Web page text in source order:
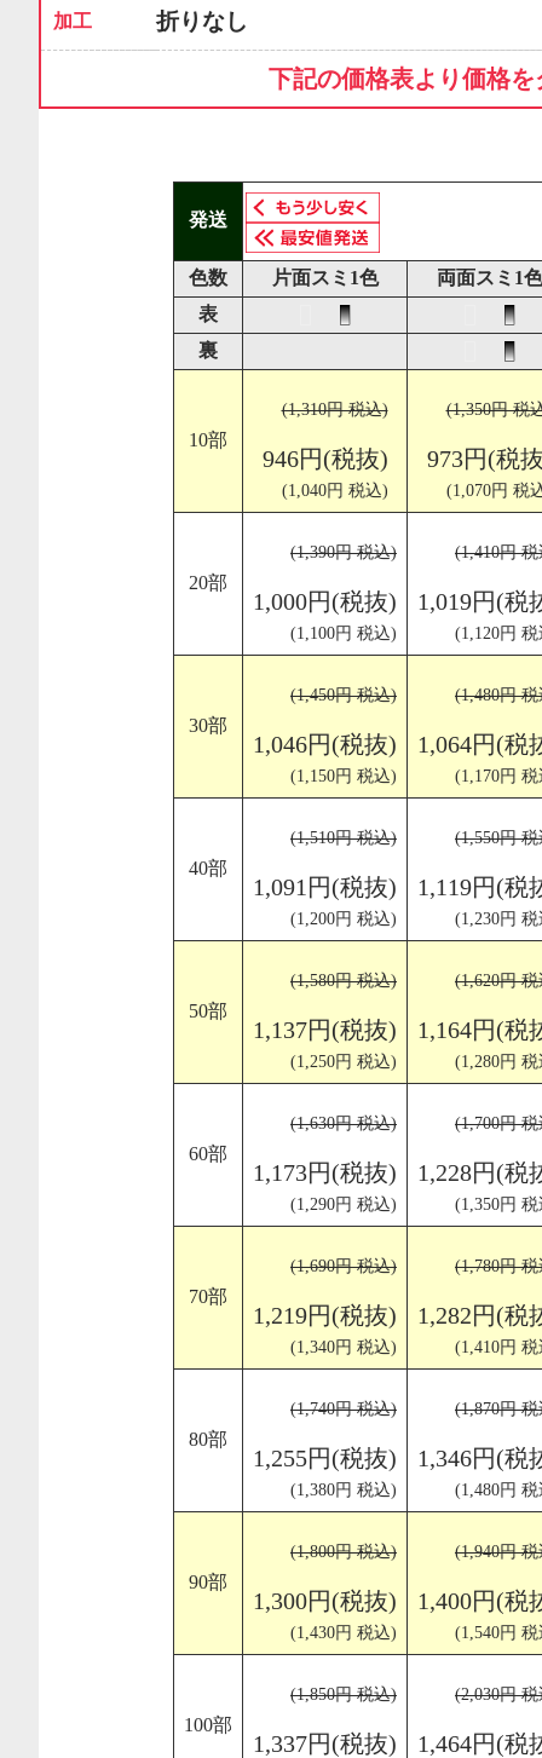
加工 折りなし
下記の価格表より価格
発送
色数 片面スミ1色
両面スミ1色
表
裏
10部
(1,310円 税込)
946円(税抜)
(1,040円 税込)
(1,350円 税
973円(税
(1,070円 税
20部
(1,390円 税込)
1,000円(税抜)
(1,100円 税込)
(1,410円
1,019円(税
(1,120円
30部
(1,450円 税込)
1,046円(税抜)
(1,150円 税込)
(1,480円
1,064円(税
(1,170円
40部
(1,510円 税込)
1,091円(税抜)
(1,200円 税込)
(1,550円
1,119円(税
(1,230円
50部
(1,580円 税込)
1,137円(税抜)
(1,250円 税込)
(1,620円
1,164円(税
(1,280円
60部
(1,630円 税込)
1,173円(税抜)
(1,290円 税込)
(1,700円
1,228円(税
(1,350円
70部
(1,690円 税込)
1,219円(税抜)
(1,340円 税込)
(1,780円
1,282円(税
(1,410円
80部
(1,740円 税込)
1,255円(税抜)
(1,380円 税込)
(1,870円
1,346円(税
(1,480円
90部
(1,800円 税込)
1,300円(税抜)
(1,430円 税込)
(1,940円
1,400円(税
(1,540円
100部
(1,850円 税込)
1,337円(税抜)
(2,030円
1,464円(税